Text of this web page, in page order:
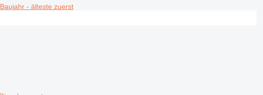
Baujahr - älteste zuerst